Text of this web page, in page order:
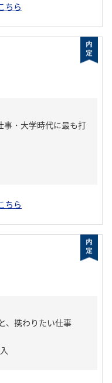
ちら
事・大学時代に最も打
ちら
、携わりたい仕事